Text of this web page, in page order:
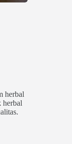
herbal
herbal